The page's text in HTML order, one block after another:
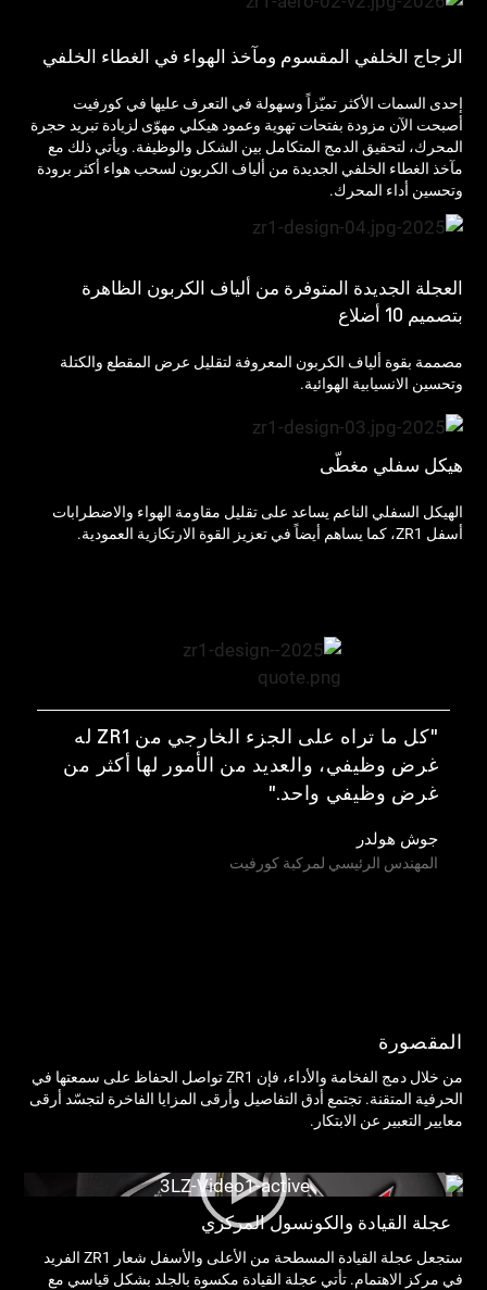
الزجاج الخلفي المقسوم ومآخذ الهواء في الغطاء الخلفي
إحدى السمات الأكثر تميّزاً وسهولة في التعرف عليها في كورفيت
أصبحت الآن مزودة بفتحات تهوية وعمود هيكلي مهوّى لزيادة تبريد حجرة
المحرك، لتحقيق الدمج المتكامل بين الشكل والوظيفة. ويأتي ذلك مع
مآخذ الغطاء الخلفي الجديدة من ألياف الكربون لسحب هواء أكثر برودة
وتحسين أداء المحرك.
العجلة الجديدة المتوفرة من ألياف الكربون الظاهرة
بتصميم 10 أضلاع
مصممة بقوة ألياف الكربون المعروفة لتقليل عرض المقطع والكتلة
وتحسين الانسيابية الهوائية.
هيكل سفلي مغطّى
الهيكل السفلي الناعم يساعد على تقليل مقاومة الهواء والاضطرابات
أسفل ZR1، كما يساهم أيضاً في تعزيز القوة الارتكازية العمودية.
"كل ما تراه على الجزء الخارجي من ZR1 له
غرض وظيفي، والعديد من الأمور لها أكثر من
غرض وظيفي واحد."
جوش هولدر
المهندس الرئيسي لمركبة كورفيت
المقصورة
من خلال دمج الفخامة والأداء، فإن ZR1 تواصل الحفاظ على سمعتها في
الحرفية المتقنة. تجتمع أدق التفاصيل وأرقى المزايا الفاخرة لتجسّد أرقى
معايير التعبير عن الابتكار.
عجلة القيادة والكونسول المركزي
ستجعل عجلة القيادة المسطحة من الأعلى والأسفل شعار ZR1 الفريد
في مركز الاهتمام. تأتي عجلة القيادة مكسوة بالجلد بشكل قياسي مع